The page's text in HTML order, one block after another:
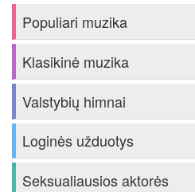
Populiari muzika
Klasikinė muzika
Valstybių himnai
Loginės užduotys
Seksualiausios aktorės